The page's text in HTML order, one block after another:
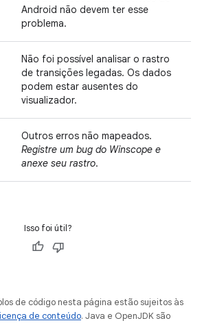
Android não devem ter esse
problema.
Não foi possível analisar o rastro
de transições legadas. Os dados
podem estar ausentes do
visualizador.
Outros erros não mapeados.
Registre um bug do Winscope e
anexe seu rastro.
Isso foi útil?
de código nesta página estão sujeitos às
de conteúdo. Java e OpenJDK são